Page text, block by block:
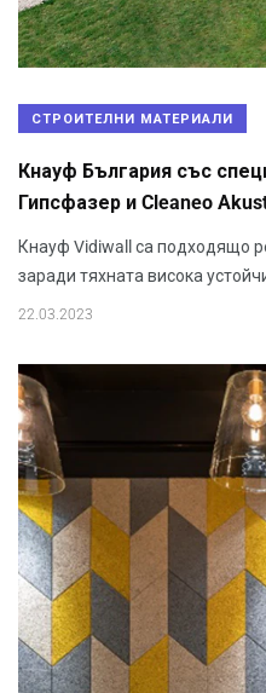
СТРОИТЕЛНИ МАТЕРИАЛИ
Кнауф България със
Гипсфазер и Cleaneo
Кнауф Vidiwall са подходящо
заради тяхната висока
22.03.2023